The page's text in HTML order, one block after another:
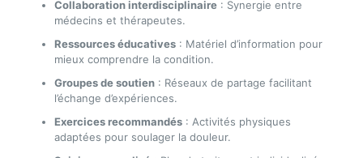
Collaboration interdisciplinaire: Synergie entre
médecins et thérapeutes.
Ressources éducatives: Matériel d’information pour
mieux comprendre la condition.
Groupes de soutien: Réseaux de partage facilitant
l’échange d’expériences.
Exercices recommandés: Activités physiques
adaptées pour soulager la douleur.